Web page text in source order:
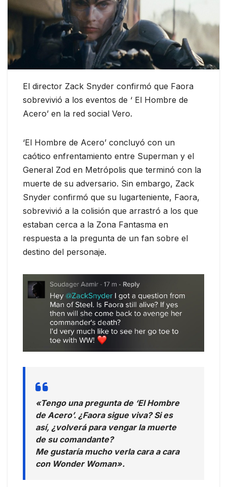
El director Zack Snyder confirmó que Faora
sobrevivió a los eventos de ‘ El Hombre de
Acero’ en la red social Vero.
‘El Hombre de Acero’ concluyó con un
caótico enfrentamiento entre Superman y el
General Zod en Metrópolis que terminó con la
muerte de su adversario. Sin embargo, Zack
Snyder confirmó que su lugarteniente, Faora,
sobrevivió a la colisión que arrastró a los que
estaban cerca a la Zona Fantasma en
respuesta a la pregunta de un fan sobre el
destino del personaje.
«Tengo una pregunta de ‘El Hombre
de Acero’. ¿Faora sigue viva? Si es
así, ¿volverá para vengar la muerte
de su comandante?
Me gustaría mucho verla cara a cara
con Wonder Woman».